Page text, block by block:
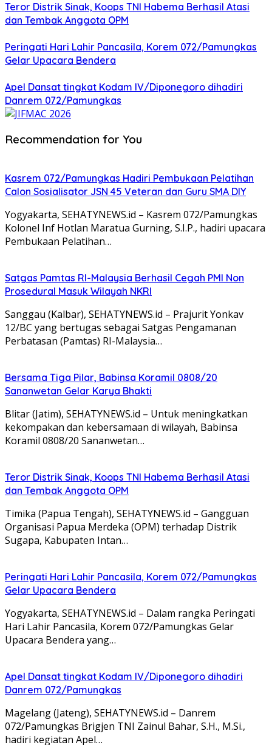
Teror Distrik Sinak, Koops TNI Habema Berhasil Atasi
dan Tembak Anggota OPM
Peringati Hari Lahir Pancasila, Korem 072/Pamungkas
Gelar Upacara Bendera
Apel Dansat tingkat Kodam lV/Diponegoro dihadiri
Danrem 072/Pamungkas
Recommendation for You
Kasrem 072/Pamungkas Hadiri Pembukaan Pelatihan
Calon Sosialisator JSN 45 Veteran dan Guru SMA DIY
Yogyakarta, SEHATYNEWS.id – Kasrem 072/Pamungkas
Kolonel Inf Hotlan Maratua Gurning, S.I.P., hadiri upacara
Pembukaan Pelatihan…
Satgas Pamtas RI-Malaysia Berhasil Cegah PMI Non
Prosedural Masuk Wilayah NKRI
Sanggau (Kalbar), SEHATYNEWS.id – Prajurit Yonkav
12/BC yang bertugas sebagai Satgas Pengamanan
Perbatasan (Pamtas) RI-Malaysia…
Bersama Tiga Pilar, Babinsa Koramil 0808/20
Sananwetan Gelar Karya Bhakti
Blitar (Jatim), SEHATYNEWS.id – Untuk meningkatkan
kekompakan dan kebersamaan di wilayah, Babinsa
Koramil 0808/20 Sananwetan…
Teror Distrik Sinak, Koops TNI Habema Berhasil Atasi
dan Tembak Anggota OPM
Timika (Papua Tengah), SEHATYNEWS.id – Gangguan
Organisasi Papua Merdeka (OPM) terhadap Distrik
Sugapa, Kabupaten Intan…
Peringati Hari Lahir Pancasila, Korem 072/Pamungkas
Gelar Upacara Bendera
Yogyakarta, SEHATYNEWS.id – Dalam rangka Peringati
Hari Lahir Pancasila, Korem 072/Pamungkas Gelar
Upacara Bendera yang…
Apel Dansat tingkat Kodam lV/Diponegoro dihadiri
Danrem 072/Pamungkas
Magelang (Jateng), SEHATYNEWS.id – Danrem
072/Pamungkas Brigjen TNI Zainul Bahar, S.H., M.Si.,
hadiri kegiatan Apel…